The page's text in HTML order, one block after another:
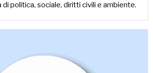
di politica, sociale, diritti civili e ambiente.